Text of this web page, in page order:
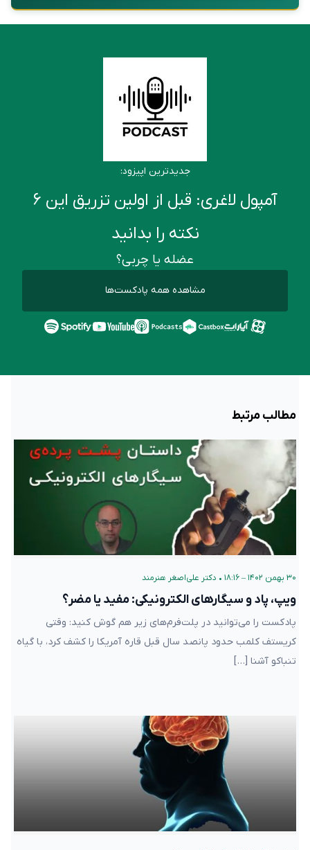
جدیدترین اپیزود:
آمپول لاغری: قبل از اولین تزریق این ۶
نکته را بدانید
عضله یا چربی؟
مشاهده همه پادکست‌ها
مطالب مرتبط
۳۰ بهمن ۱۴۰۲ – ۱۸:۱۶ • دکتر علی‌اصغر هنرمند
ویپ، پاد و سیگارهای الکترونیکی: مفید یا مضر؟
پادکست را می‌توانید در پلت‌فرم‌های زیر هم گوش کنید: وقتی
کریستف کلمب حدود پانصد سال قبل قاره آمریکا را کشف کرد، با گیاه
تنباکو آشنا […]